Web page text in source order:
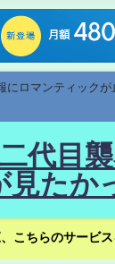
ロマンティック
代目
たか
こちらのサービ